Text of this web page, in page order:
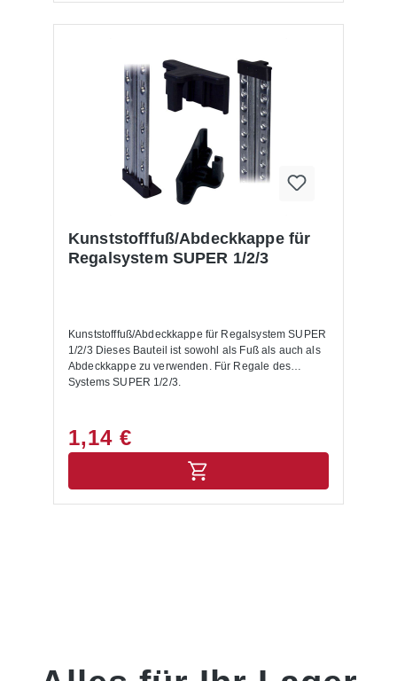
Kunststofffuß/Abdeckkappe für
Regalsystem SUPER 1/2/3
Kunststofffuß/Abdeckkappe für Regalsystem SUPER
1/2/3 Dieses Bauteil ist sowohl als Fuß als auch als
Abdeckkappe zu verwenden. Für Regale des
Systems SUPER 1/2/3.
1,14 €